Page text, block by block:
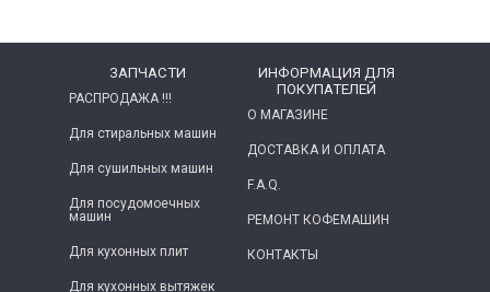
ЗАПЧАСТИ
РАСПРОДАЖА !!!
Для стиральных машин
Для сушильных машин
Для посудомоечных
машин
Для кухонных плит
Для кухонных вытяжек
ИНФОРМАЦИЯ ДЛЯ
ПОКУПАТЕЛЕЙ
О МАГАЗИНЕ
ДОСТАВКА И ОПЛАТА
F.A.Q.
РЕМОНТ КОФЕМАШИН
КОНТАКТЫ